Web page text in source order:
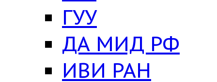
ГУУ
ДА МИД РФ
ИВИ РАН